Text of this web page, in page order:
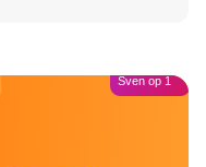
Sven op 1